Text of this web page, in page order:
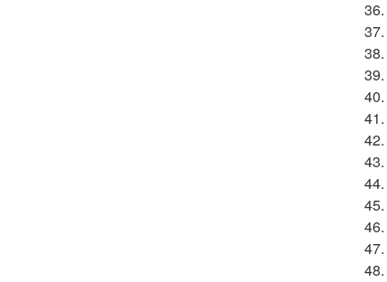
36.
37.
38.
39.
40.
41.
42.
43.
44.
45.
46.
47.
48.